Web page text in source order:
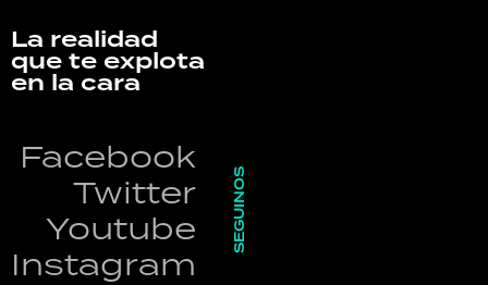
La realidad
que te explota
en la cara
Facebook
Twitter
Youtube
Instagram
SEGUINOS